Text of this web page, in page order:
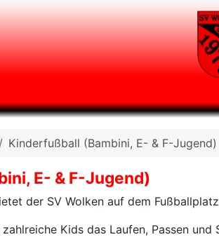
Kinderfußball (Bambini, E- & F-Jugend)
E- & F-Jugend)
der SV Wolken auf dem
Kids das Laufen, Passen